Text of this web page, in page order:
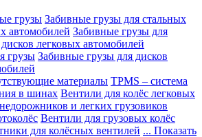
грузы Забивные грузы для стальных
автомобилей Забивные грузы для
легковых автомобилей
грузы Забивные грузы для дисков
материалы TPMS – система
в шинах Вентили для колёс легковых
и легких грузовиков
Вентили для грузовых колёс
для колёсных вентилей ... Показать